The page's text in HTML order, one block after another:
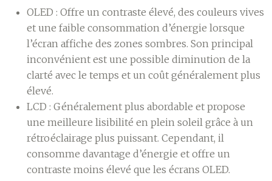
OLED : Offre un contraste élevé, des couleurs vives
et une faible consommation d’énergie lorsque
l’écran affiche des zones sombres. Son principal
inconvénient est une possible diminution de la
clarté avec le temps et un coût généralement plus
élevé.
LCD : Généralement plus abordable et propose
une meilleure lisibilité en plein soleil grâce à un
rétroéclairage plus puissant. Cependant, il
consomme davantage d’énergie et offre un
contraste moins élevé que les écrans OLED.